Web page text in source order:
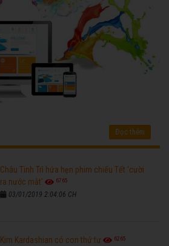
Đọc thêm
Châu Tinh Trì hứa hẹn phim chiếu Tết 'cười
ra nước mắt'
6765
03/01/2019 2:04:06 CH
Kim Kardashian có con thứ tư 6265